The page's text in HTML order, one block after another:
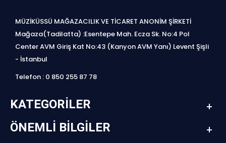
MÜZİKÜSSÜ MAĞAZACILIK VE TİCARET ANONİM ŞİRKETİ
Mağaza(Tadilatta) :Esentepe Mah. Ecza Sk. No:4 Pol
Center AVM Giriş Kat No:43 (Kanyon AVM Yanı) Levent Şişli
- İstanbul
Telefon : 0 850 255 87 78
KATEGORILER
ÖNEMLI BILGILER